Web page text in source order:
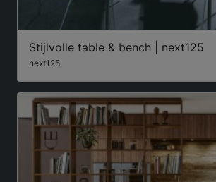
Stijlvolle table & bench | next125
next125